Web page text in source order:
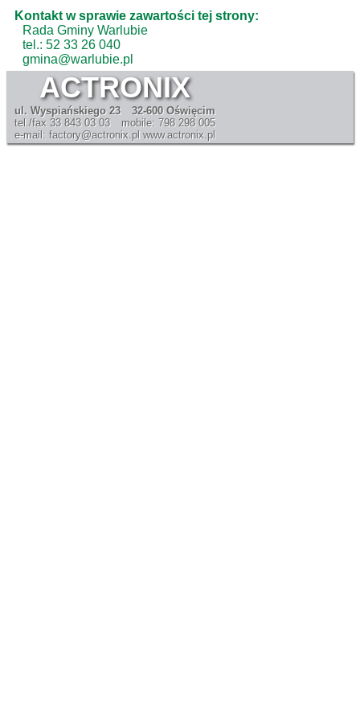
Kontakt w sprawie zawartości tej strony:
Rada Gminy Warlubie
tel.: 52 33 26 040
gmina@warlubie.pl
ACTRONIX
ul. Wyspiańskiego 23
tel./fax 33 843 03 03
e-mail: factory@actronix.pl
32-600 Oświęcim
mobile: 798 298 005
www.actronix.pl